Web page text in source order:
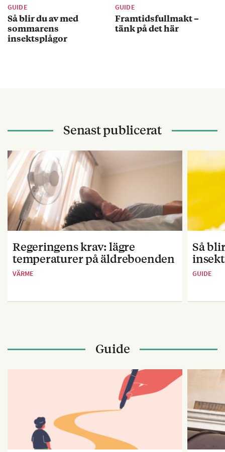
GUIDE
Så blir du av med
sommarens
insektsplågor
GUIDE
Framtidsfullmakt –
tänk på det här
Senast publicerat
Regeringens krav: lägre
temperaturer på äldreboenden
VÄRME
Så
GUIDE
Guide